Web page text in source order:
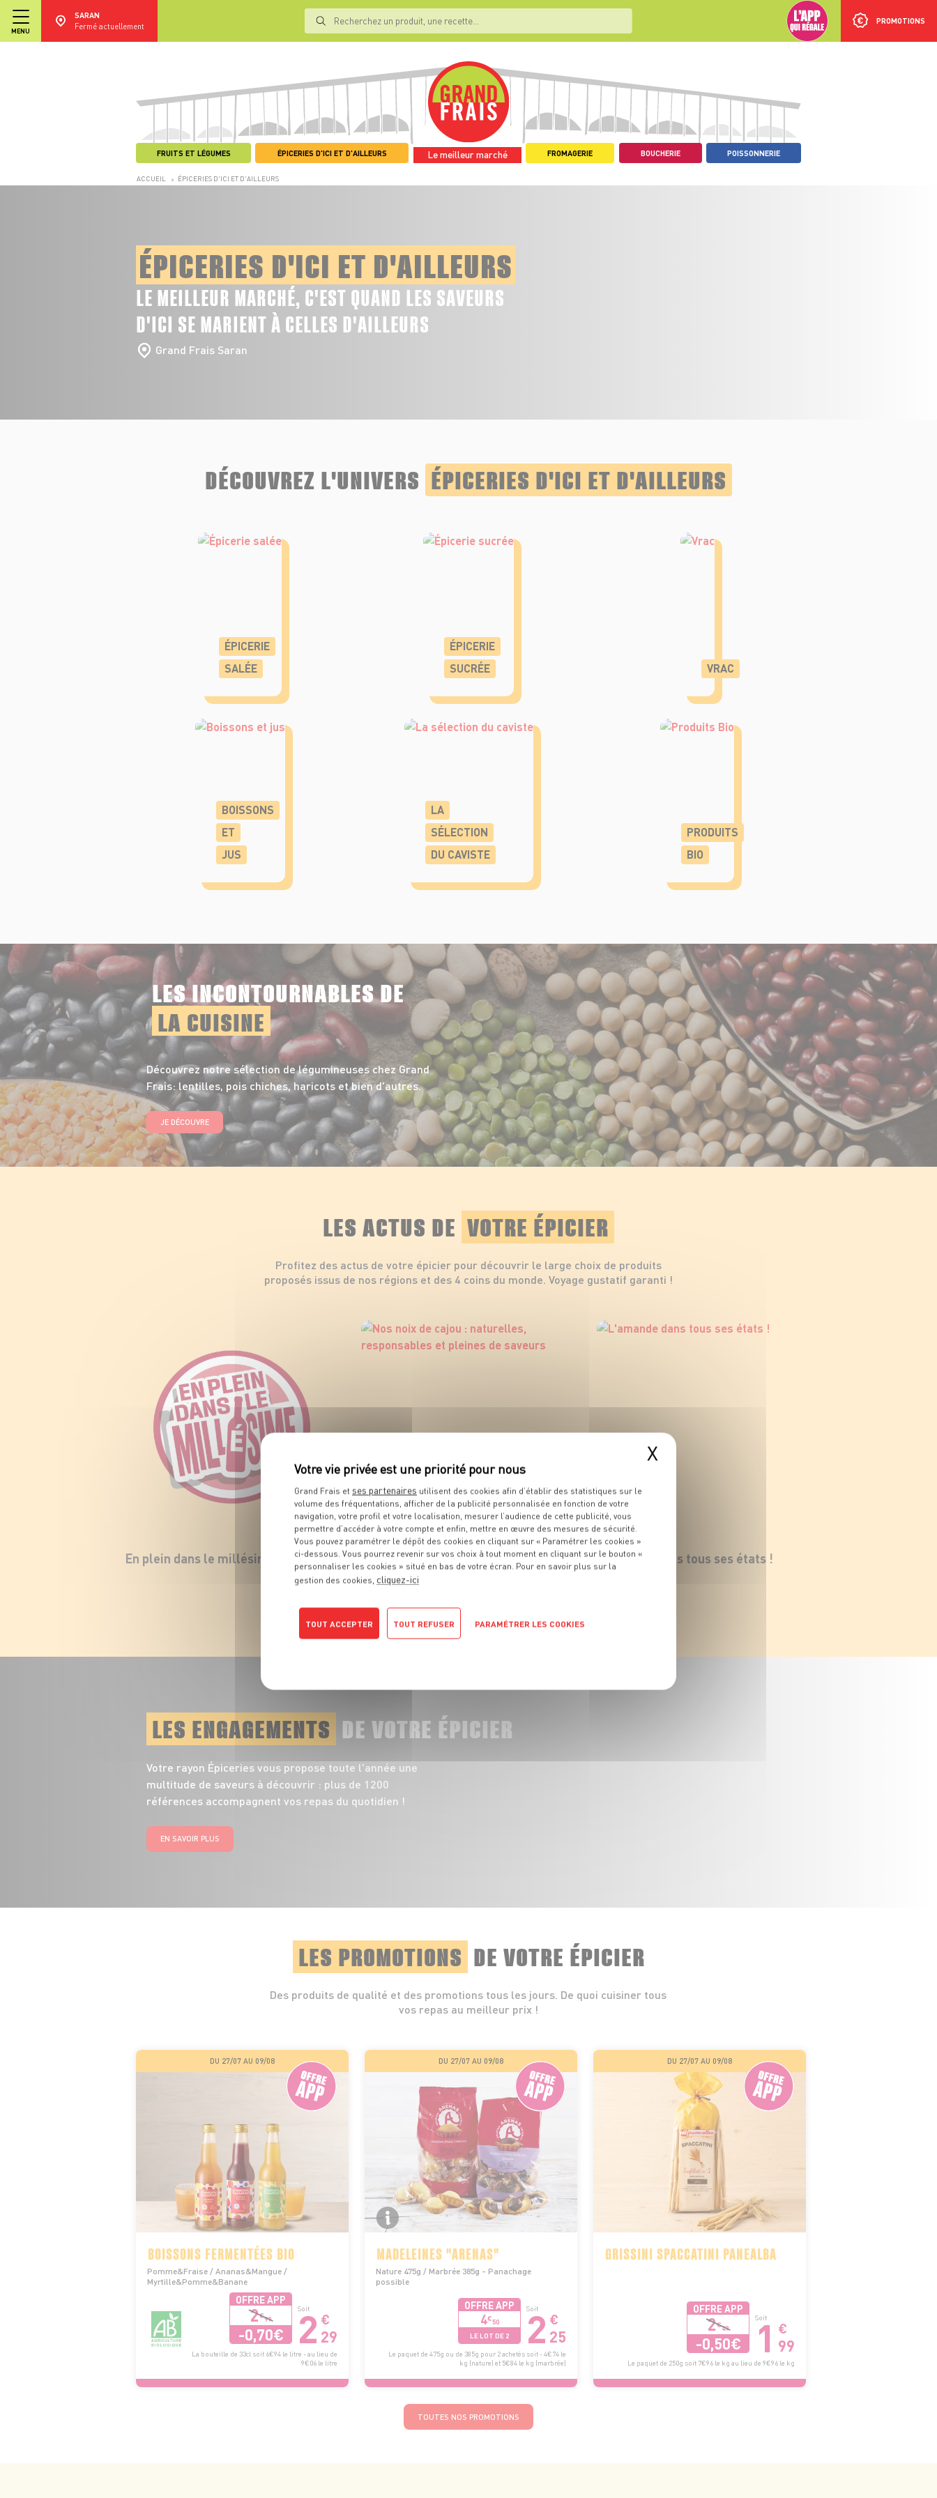
MENU
SARAN
Fermé actuellement
PROMOTIONS
FRUITS ET LÉGUMES ÉPICERIES D'ICI ET D'AILLEURS Le meilleur marché FROMAGERIE BOUCHERIE POISSONNERIE
ACCUEIL > ÉPICERIES D'ICI ET D'AILLEURS
ÉPICERIES D'ICI ET D'AILLEURS
LE MEILLEUR MARCHÉ, C'EST QUAND LES SAVEURS
D'ICI SE MARIENT À CELLES D'AILLEURS
Grand Frais Saran
DÉCOUVREZ L'UNIVERS ÉPICERIES D'ICI ET D'AILLEURS
ÉPICERIE
SALÉE
ÉPICERIE
SUCRÉE
VRAC
BOISSONS
ET
JUS
LA
SÉLECTION
DU CAVISTE
PRODUITS
BIO
LES INCONTOURNABLES DE
LA CUISINE
Découvrez notre sélection de légumineuses chez Grand
Frais: lentilles, pois chiches, haricots et bien d'autres.
JE DÉCOUVRE
LES ACTUS DE VOTRE ÉPICIER
Profitez des actus de votre épicier pour découvrir le large choix de produits
proposés issus de nos régions et des 4 coins du monde. Voyage gustatif garanti !
En plein dans le millésime !
Nos noix de cajou : naturelles,
responsables et pleines de saveurs
L'amande dans tous ses états !
TOUT VOIR
LES ENGAGEMENTS DE VOTRE ÉPICIER
Votre rayon Épiceries vous propose toute l'année une
multitude de saveurs à découvrir : plus de 1200
références accompagnent vos repas du quotidien !
EN SAVOIR PLUS
LES PROMOTIONS DE VOTRE ÉPICIER
Des produits de qualité et des promotions tous les jours. De quoi cuisiner tous
vos repas au meilleur prix !
DU 27/07 AU 09/08
BOISSONS FERMENTÉES BIO
Pomme&Fraise / Ananas&Mangue /
Myrtille&Pomme&Banane
OFFRE APP
2€99
-0,70€
Soit
2 €
29
La bouteille de 33cl soit 6€94 le litre - au lieu de
9€06 le litre
DU 27/07 AU 09/08
MADELEINES "ARENAS"
Nature 475g / Marbrée 385g - Panachage
possible
OFFRE APP
4€50
LE LOT DE 2
Soit
2 €
25
Le paquet de 475g ou de 385g pour 2 achetés soit - 4€74 le
kg (nature) et 5€84 le kg (marbrée)
DU 27/07 AU 09/08
GRISSINI SPACCATINI PANEALBA
OFFRE APP
2€49
-0,50€
Soit
1 €
99
Le paquet de 250g soit 7€96 le kg au lieu de 9€96 le kg
TOUTES NOS PROMOTIONS
X
Grand Frais et ses partenaires utilisent des cookies afin d’établir des statistiques sur le
volume des fréquentations, afficher de la publicité personnalisée en fonction de votre
navigation, votre profil et votre localisation, mesurer l’audience de cette publicité, vous
permettre d’accéder à votre compte et enfin, mettre en œuvre des mesures de sécurité.
Vous pouvez paramétrer le dépôt des cookies en cliquant sur « Paramétrer les cookies »
ci-dessous. Vous pourrez revenir sur vos choix à tout moment en cliquant sur le bouton «
personnaliser les cookies » situé en bas de votre écran. Pour en savoir plus sur la
gestion des cookies, cliquez-ici
TOUT ACCEPTER TOUT REFUSER PARAMÉTRER LES COOKIES